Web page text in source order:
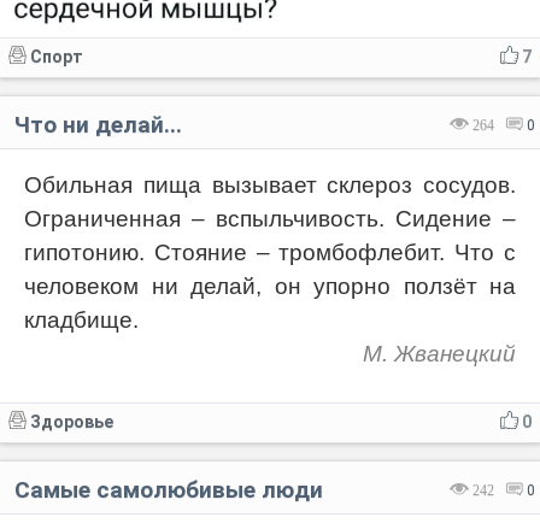
7
Спорт
264 0
Что ни делай...
Обильная пища вызывает склероз сосудов.
Ограниченная – вспыльчивость. Сидение –
гипотонию. Стояние – тромбофлебит. Что с
человеком ни делай, он упорно ползёт на
кладбище.
М. Жванецкий
0
Здоровье
242 0
Самые самолюбивые люди